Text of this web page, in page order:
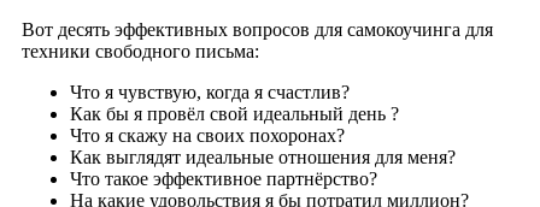
Вот десять эффективных вопросов для самокоучинга для
техники свободного письма:
Что я чувствую, когда я счастлив?
Как бы я провёл свой идеальный день ?
Что я скажу на своих похоронах?
Как выглядят идеальные отношения для меня?
Что такое эффективное партнёрство?
На какие удовольствия я бы потратил миллион?